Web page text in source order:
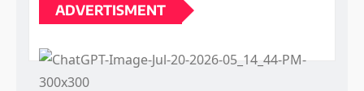
ADVERTISMENT